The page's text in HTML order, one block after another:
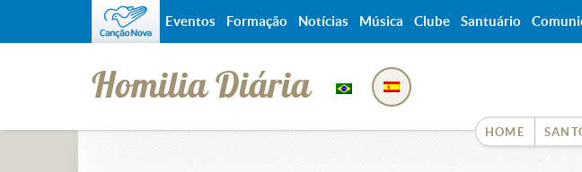
Homilia Diária
HOME
Eventos Formação Notícias Música Clube Santuário